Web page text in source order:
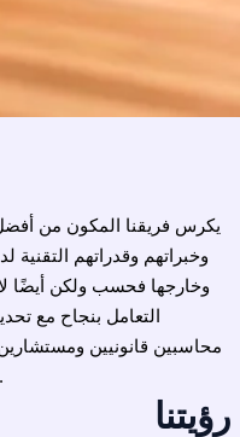
يكرس فريقنا المكون من
وخبراتهم وقدراتهم التقنية
وخارجها فحسب ولكن أيضًا
التعامل بنجاح مع
محاسبين قانونيين
دولية والتزام بتقديم خدمة عالية الجودة.
رؤيتنا